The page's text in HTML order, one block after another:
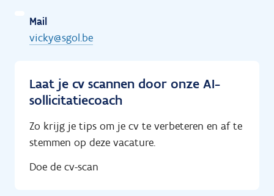
Mail
vicky@sgol.be
Laat je cv scannen door onze AI-
sollicitatiecoach
Zo krijg je tips om je cv te verbeteren en af te
stemmen op deze vacature.
Doe de cv-scan